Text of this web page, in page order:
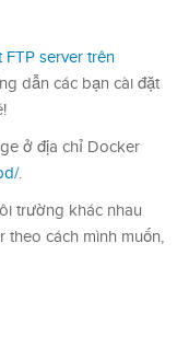
FTP server trên
dẫn các bạn cài đặt
ở địa chỉ Docker
.
trường khác nhau
theo cách mình muốn,